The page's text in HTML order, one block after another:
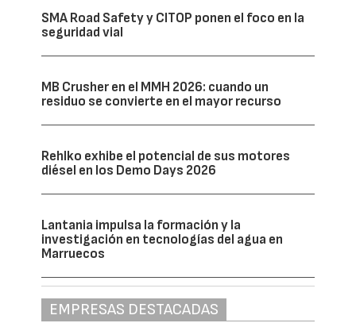
SMA Road Safety y CITOP ponen el foco en la
seguridad vial
MB Crusher en el MMH 2026: cuando un
residuo se convierte en el mayor recurso
Rehlko exhibe el potencial de sus motores
diésel en los Demo Days 2026
Lantania impulsa la formación y la
investigación en tecnologías del agua en
Marruecos
EMPRESAS DESTACADAS